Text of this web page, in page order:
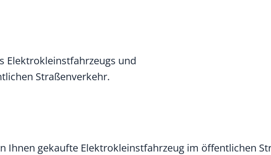
Elektrokleinstfahrzeugs und
Straßenverkehr.
Ihnen gekaufte Elektrokleinstfahrzeug im öffentlichen